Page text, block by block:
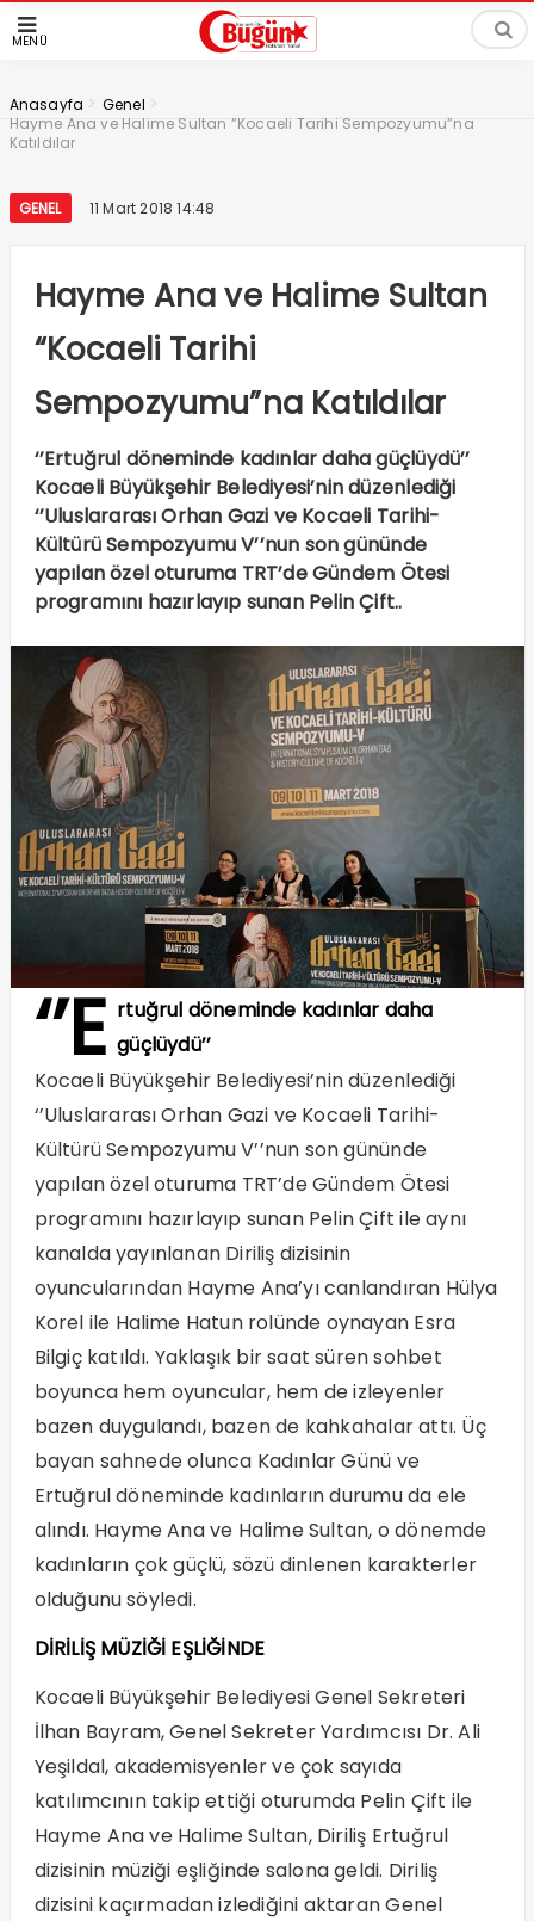
MENÜ
Anasayfa > Genel >
Hayme Ana ve Halime Sultan “Kocaeli Tarihi Sempozyumu”na
Katıldılar
GENEL 11 Mart 2018 14:48
Hayme Ana ve Halime Sultan
“Kocaeli Tarihi
Sempozyumu”na Katıldılar
‘’Ertuğrul döneminde kadınlar daha güçlüydü’’
Kocaeli Büyükşehir Belediyesi’nin düzenlediği
‘’Uluslararası Orhan Gazi ve Kocaeli Tarihi-
Kültürü Sempozyumu V’’nun son gününde
yapılan özel oturuma TRT’de Gündem Ötesi
programını hazırlayıp sunan Pelin Çift..
‘’E rtuğrul döneminde kadınlar daha
güçlüydü’’
Kocaeli Büyükşehir Belediyesi’nin düzenlediği
‘’Uluslararası Orhan Gazi ve Kocaeli Tarihi-
Kültürü Sempozyumu V’’nun son gününde
yapılan özel oturuma TRT’de Gündem Ötesi
programını hazırlayıp sunan Pelin Çift ile aynı
kanalda yayınlanan Diriliş dizisinin
oyuncularından Hayme Ana’yı canlandıran Hülya
Korel ile Halime Hatun rolünde oynayan Esra
Bilgiç katıldı. Yaklaşık bir saat süren sohbet
boyunca hem oyuncular, hem de izleyenler
bazen duygulandı, bazen de kahkahalar attı. Üç
bayan sahnede olunca Kadınlar Günü ve
Ertuğrul döneminde kadınların durumu da ele
alındı. Hayme Ana ve Halime Sultan, o dönemde
kadınların çok güçlü, sözü dinlenen karakterler
olduğunu söyledi.
DİRİLİŞ MÜZİĞİ EŞLİĞİNDE
Kocaeli Büyükşehir Belediyesi Genel Sekreteri
İlhan Bayram, Genel Sekreter Yardımcısı Dr. Ali
Yeşildal, akademisyenler ve çok sayıda
katılımcının takip ettiği oturumda Pelin Çift ile
Hayme Ana ve Halime Sultan, Diriliş Ertuğrul
dizisinin müziği eşliğinde salona geldi. Diriliş
dizisini kaçırmadan izlediğini aktaran Genel